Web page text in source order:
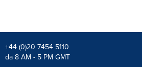
+44 (0)20 7454 5110
da 8 AM - 5 PM GMT